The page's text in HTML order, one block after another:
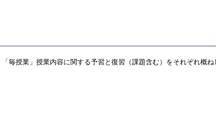
毎授業」授業内容に関する予習と復習（課題含む）をそれぞれ概ね